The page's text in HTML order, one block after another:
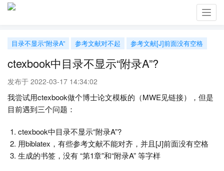
目录不显示“附录A” 参考文献对不起 参考文献[J]前面没有空格
ctexbook中目录不显示“附录A”?
发布于 2022-03-17 14:34:02
我尝试用ctexbook做个博士论文模板的（MWE见链接），但是
目前遇到三个问题：
ctexbook中目录不显示“附录A”?
用biblatex，有些参考文献不能对齐，并且[J]前面没有空格
生成的书签，没有 “第1章”和“附录A” 等字样